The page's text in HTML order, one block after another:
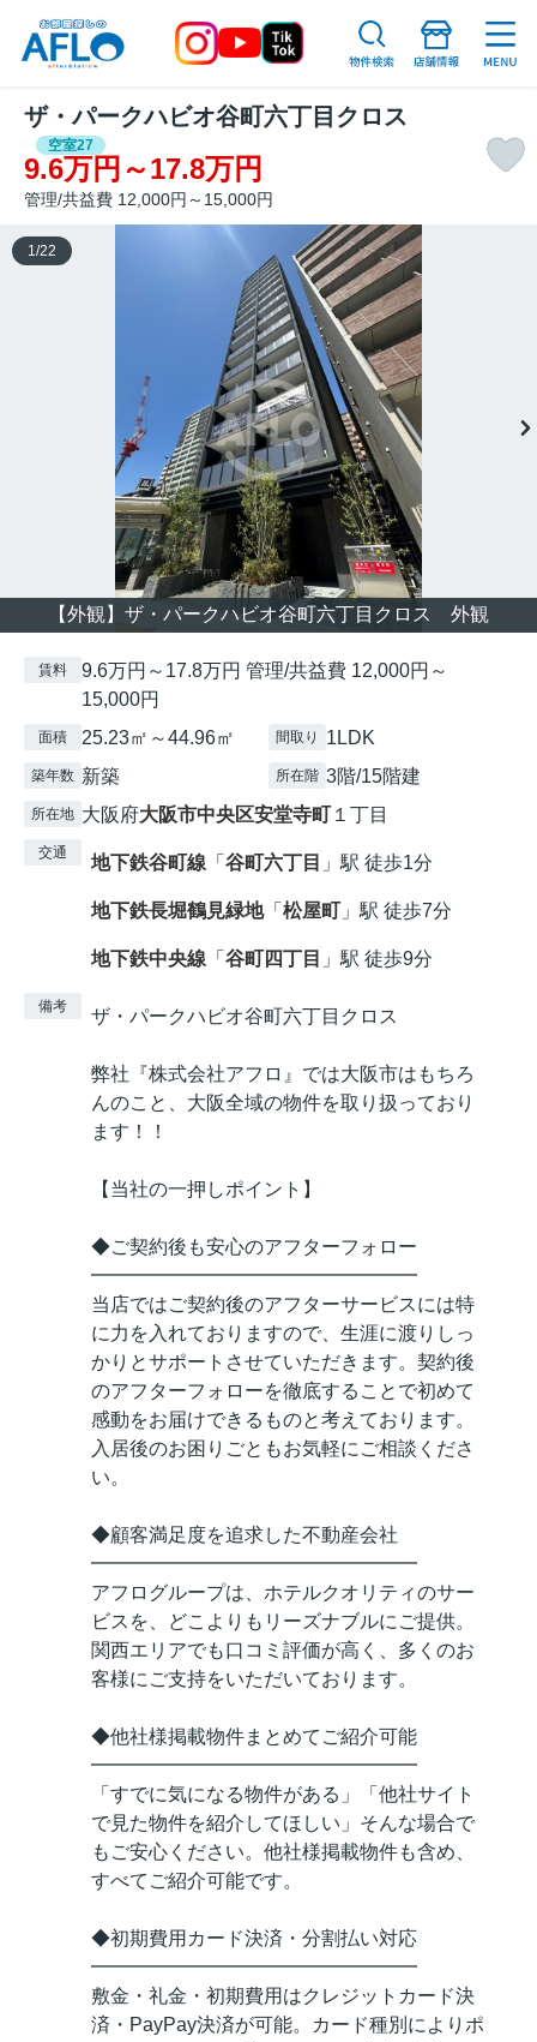
ザ・パークハビオ谷町六丁目クロス
空室27
9.6万円～17.8万円
管理/共益費 12,000円～15,000円
【外観】ザ・パークハビオ谷町六丁目クロス 外観
1 /22
賃料
9.6万円～17.8万円 管理/共益費 12,000円～
15,000円
面積 25.23㎡～44.96㎡ 間取り 1LDK
築年数 新築 所在階 3階/15階建
所在地 大阪府大阪市中央区安堂寺町 １丁目
交通 地下鉄谷町線 「 谷町六丁目 」駅 徒歩1分
地下鉄長堀鶴見緑地「 松屋町 」駅 徒歩7分
地下鉄中央線 「 谷町四丁目 」駅 徒歩9分
備考 ザ・パークハビオ谷町六丁目クロス
弊社『株式会社アフロ』では大阪市はもちろ
んのこと、大阪全域の物件を取り扱っており
ます！！
【当社の一押しポイント】
◆ご契約後も安心のアフターフォロー
━━━━━━━━━━━━━━━━━
当店ではご契約後のアフターサービスには特
に力を入れておりますので、生涯に渡りしっ
かりとサポートさせていただきます。契約後
のアフターフォローを徹底することで初めて
感動をお届けできるものと考えております。
入居後のお困りごともお気軽にご相談くださ
い。
◆顧客満足度を追求した不動産会社
━━━━━━━━━━━━━━━━━
アフログループは、ホテルクオリティのサー
ビスを、どこよりもリーズナブルにご提供。
関西エリアでも口コミ評価が高く、多くのお
客様にご支持をいただいております。
◆他社様掲載物件まとめてご紹介可能
━━━━━━━━━━━━━━━━━
「すでに気になる物件がある」「他社サイト
で見た物件を紹介してほしい」そんな場合で
もご安心ください。他社様掲載物件も含め、
すべてご紹介可能です。
◆初期費用カード決済・分割払い対応
━━━━━━━━━━━━━━━━━
敷金・礼金・初期費用はクレジットカード決
済・PayPay決済が可能。カード種別によりポ